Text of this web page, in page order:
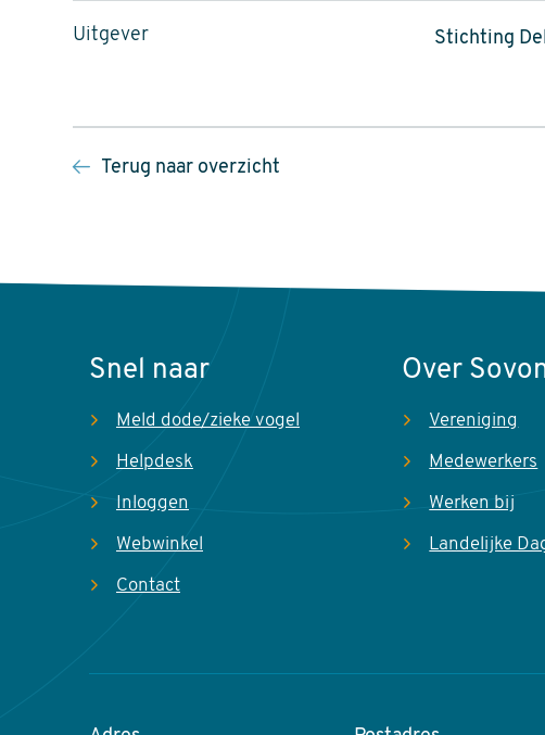
Uitgever Stichting
Terug naar overzicht
Snel naar
Meld dode/zieke vogel
Helpdesk
Inloggen
Webwinkel
Contact
Over
Vereniging
Medewerkers
Werken bij
Landelijke